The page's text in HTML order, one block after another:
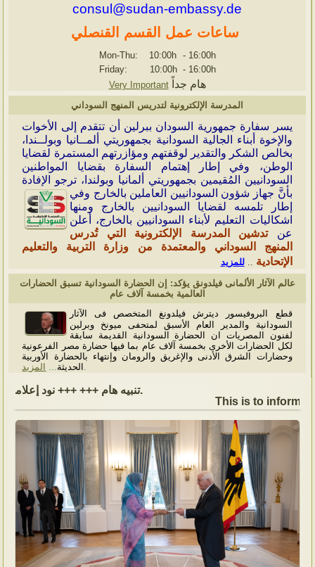
consul@sudan-embassy.de
ساعات عمل القسم القنصلي
Mon-Thu: 10:00h - 16:00h
Friday: 10:00h - 16:00h
Very Important
هام جداً
المدرسة الإلكترونية لتدريس المنهج السوداني
يسر سفارة جمهورية السودان ببرلين أن تتقدم إلى الأخوات
والإخوة أبناء الجالية السودانية بجمهوريتي ألمــانيا وبولــندا،
بخالص الشكر والتقدير لوقفتهم ومؤازرتهم المستمرة لقضايا
الوطن، وفي إطار إهتمام السفارة بقضايا المواطنين
السودانيين المُقيمين بجمهوريتي ألمانيا وبولندا، ترجو الإفادة
بأنَّ جهاز شؤون السودانيين العاملين بالخارج وفي
إطار تلمسه لقضايا السودانيين بالخارج ومنها
اشكاليات التعليم لأبناء السودانيين بالخارج، أعلن
عنتدشين المدرسة الإلكترونية التي تُدرس
المنهج السوداني والمعتمدة من وزارة التربية والتعليم
الإتحادية ..للمزيد
عالم الآثار الألمانى فيلدونق يؤكد: إن الحضارة السودانية تسبق الحضارات
العالمية بخمسة آلاف عام
قطع البروفيسور ديترش فيلدونغ المتخصص فى الآثار
السودانية والمدير العام الأسبق لمتحفى ميونخ وبرلين
لفنون المصريات ان الحضارة السودانية القديمة سابقة
لكل الحضارات الأخرى بخمسة آلاف عام بما فيها حضارة مصر الفرعونية
وحضارات الشرق الأدنى والإغريق والرومان وإنتهاء بالحضارة الأوربية
الحديثة
المزيد
This is to inform,